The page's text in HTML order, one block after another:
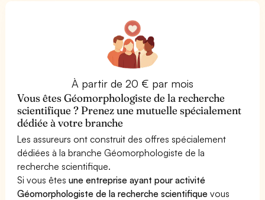
À partir de 20 € par mois
Vous êtes Géomorphologiste de la recherche
scientifique ? Prenez une mutuelle spécialement
dédiée à votre branche
Les assureurs ont construit des offres spécialement
dédiées à la branche Géomorphologiste de la
recherche scientifique.
Si vous êtesune entreprise ayant pour activité
Géomorphologiste de la recherche scientifique vous